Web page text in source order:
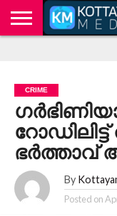
CRIME
റോഡിലിട്ട്
ഭർത്താവ്‌
By
Posted on